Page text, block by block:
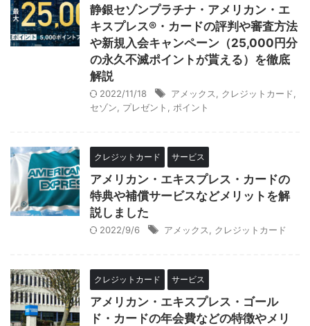
静銀セゾンプラチナ・アメリカン・エ
キスプレス®・カードの評判や審査方法
や新規入会キャンペーン（25,000円分
の永久不滅ポイントが貰える）を徹底
解説
2022/11/18 アメックス クレジットカード
セゾン
プレゼント ポイント
クレジットカード サービス
アメリカン・エキスプレス・カードの
特典や補償サービスなどメリットを解
説しました
2022/9/6 アメックス クレジットカード
クレジットカード サービス
アメリカン・エキスプレス・ゴール
ド・カードの年会費などの特徴やメリ